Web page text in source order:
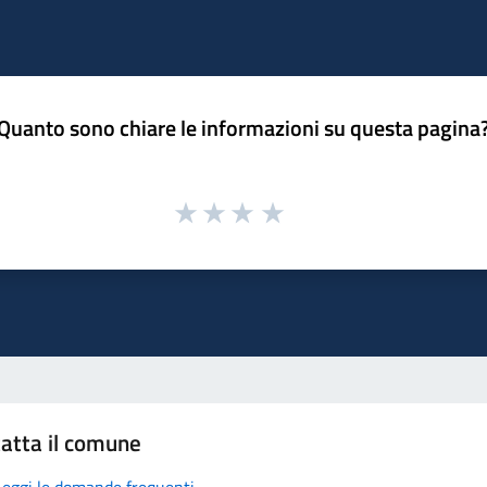
sono chiare le informazioni su questa
il comune